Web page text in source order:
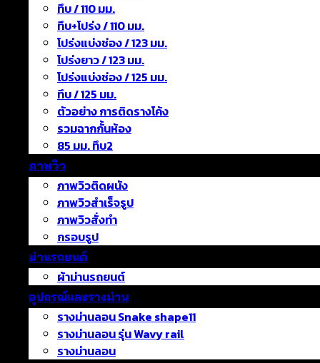
ทึบ / 110 มม.
ทึบ+โปร่ง / 110 มม.
โปร่งแบ่งช่อง / 123 มม.
โปร่งยาว / 123 มม.
โปร่งแบ่งช่อง / 125 มม.
ทึบ / 125 มม.
ตัวอย่าง การติดรางโค้ง
รวมฉากกั้นห้อง
85 มม. ทึบ2
ภาพวิว
ภาพวิวติดผนัง
ภาพวิวสำเร็จรูป
ภาพวิวสั่งทำ
กรอบรูป
ม่านรถยนต์
ผ้าม่านรถยนต์
อุปกรณ์และรางม่าน
รางม่านลอน Snake shape11
รางม่านลอน รุ่น Wavy rail
รางม่านลอน